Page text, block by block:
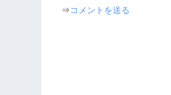
⇒コメントを送る